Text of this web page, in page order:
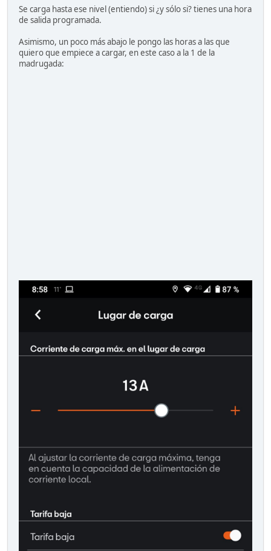
Se carga hasta ese nivel (entiendo) si ¿y sólo si? tienes una hora
de salida programada.
Asimismo, un poco más abajo le pongo las horas a las que
quiero que empiece a cargar, en este caso a la 1 de la
madrugada: